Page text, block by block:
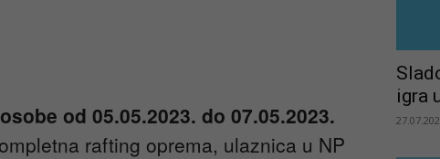
od 05.05.2023. do 07.05.2023.
rafting oprema, ulaznica u NP
igra